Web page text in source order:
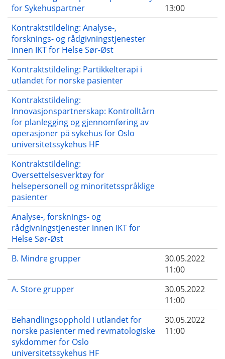
for Sykehuspartner
13:00
Kontraktstildeling: Analyse-,
forsknings- og rådgivningstjenester
innen IKT for Helse Sør-Øst
Kontraktstildeling: Partikkelterapi i
utlandet for norske pasienter
Kontraktstildeling:
Innovasjonspartnerskap: Kontrolltårn
for planlegging og gjennomføring av
operasjoner på sykehus for Oslo
universitetssykehus HF
Kontraktstildeling:
Oversettelsesverktøy for
helsepersonell og minoritetsspråklige
pasienter
Analyse-, forsknings- og
rådgivningstjenester innen IKT for
Helse Sør-Øst
B. Mindre grupper
30.05.2022
11:00
A. Store grupper
30.05.2022
11:00
Behandlingsopphold i utlandet for
norske pasienter med revmatologiske
sykdommer for Oslo
universitetssykehus HF
30.05.2022
11:00